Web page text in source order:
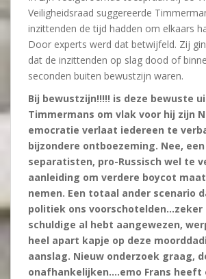
Veiligheidsraad suggereerde
inzittenden de tijd hadden om elkaars
Door experts werd dat betwijfeld. Zij
dat de inzittenden op slag dood of
seconden buiten bewustzijn waren.
Bij bewustzijn!!!!! is deze bewuste
Timmermans om vlak voor hij zijn
emocratie verlaat iedereen te
bijzondere ontboezeming. Nee,
separatisten, pro-Russisch wel te
aanleiding om verdere boycot
nemen. Een totaal ander scenario
politiek ons voorschotelden…zeker
schuldige al hebt aangewezen,
heel apart kapje op deze
aanslag. Nieuw onderzoek graag,
onafhankelijken….emo Frans heeft